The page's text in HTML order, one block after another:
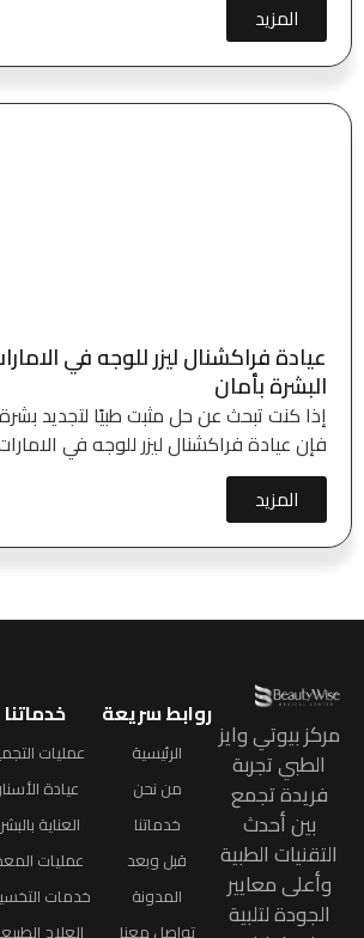
المزيد
عيادة فراكشنال ليزر للوجه في
البشرة بأمان
إذا كنت تبحث عن حل مثبت طبيًا لتجديد
فإن عيادة فراكشنال ليزر للوجه في
المزيد
مركز بيوتي وايز
الطبي تجربة
فريدة تجمع
بين أحدث
التقنيات الطبية
وأعلى معايير
الجودة لتلبية
روابط سريعة
الرئيسية
من نحن
خدماتنا
قبل وبعد
المدونة
تواصل معنا
خدماتنا
عمليات
عيادة
العناية
عمليات
خدمات
العلاج